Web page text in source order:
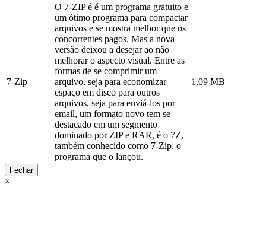
7-Zip
O 7-ZIP é é um programa gratuito e
um ótimo programa para compactar
arquivos e se mostra melhor que os
concorrentes pagos. Mas a nova
versão deixou a desejar ao não
melhorar o aspecto visual. Entre as
formas de se comprimir um
arquivo, seja para economizar
espaço em disco para outros
arquivos, seja para enviá-los por
email, um formato novo tem se
destacado em um segmento
dominado por ZIP e RAR, é o 7Z,
também conhecido como 7-Zip, o
programa que o lançou.
1,09 MB
Fechar
×